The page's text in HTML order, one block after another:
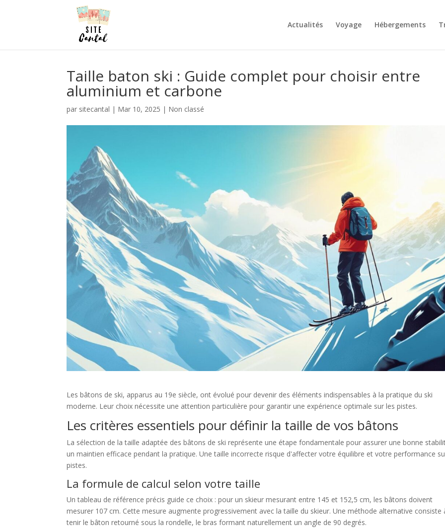
Actualités Voyage Hébergements
Taille baton ski : Guide complet pour choisir entre
aluminium et carbone
par sitecantal | Mar 10, 2025 | Non classé
Les bâtons de ski, apparus au 19e siècle, ont évolué pour devenir des éléments indispensables à la pratique du ski
moderne. Leur choix nécessite une attention particulière pour garantir une expérience optimale sur les pistes.
Les critères essentiels pour définir la taille de vos bâtons
La sélection de la taille adaptée des bâtons de ski représente une étape fondamentale pour assurer une bonne
un maintien efficace pendant la pratique. Une taille incorrecte risque d'affecter votre équilibre et votre performance
pistes.
La formule de calcul selon votre taille
Un tableau de référence précis guide ce choix : pour un skieur mesurant entre 145 et 152,5 cm, les bâtons doivent
mesurer 107 cm. Cette mesure augmente progressivement avec la taille du skieur. Une méthode alternative consiste
tenir le bâton retourné sous la rondelle, le bras formant naturellement un angle de 90 degrés.